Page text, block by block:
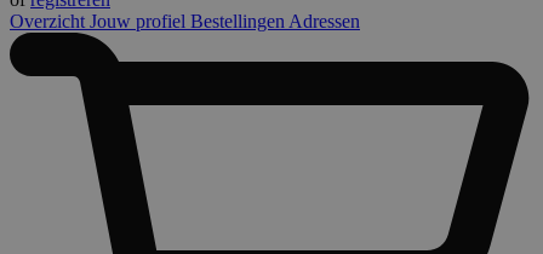
Overzicht Jouw profiel Bestellingen Adressen